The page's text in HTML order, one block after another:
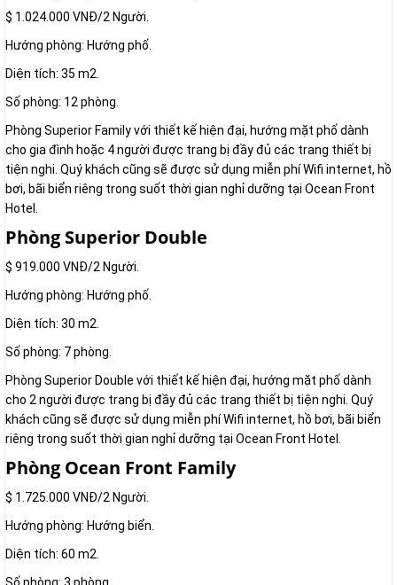
$ 1.024.000 VNĐ/2 Người.
Hướng phòng: Hướng phố.
Diện tích: 35 m2.
Số phòng: 12 phòng.
Phòng Superior Family với thiết kế hiện đại, hướng mặt phố dành
cho gia đình hoặc 4 người được trang bị đầy đủ các trang thiết bị
tiện nghi. Quý khách cũng sẽ được sử dụng miễn phí Wifi internet, hồ
bơi, bãi biển riêng trong suốt thời gian nghỉ dưỡng tại Ocean Front
Hotel.
Phòng Superior Double
$ 919.000 VNĐ/2 Người.
Hướng phòng: Hướng phố.
Diện tích: 30 m2.
Số phòng: 7 phòng.
Phòng Superior Double với thiết kế hiện đại, hướng mặt phố dành
cho 2 người được trang bị đầy đủ các trang thiết bị tiện nghi. Quý
khách cũng sẽ được sử dụng miễn phí Wifi internet, hồ bơi, bãi biển
riêng trong suốt thời gian nghỉ dưỡng tại Ocean Front Hotel.
Phòng Ocean Front Family
$ 1.725.000 VNĐ/2 Người.
Hướng phòng: Hướng biển.
Diện tích: 60 m2.